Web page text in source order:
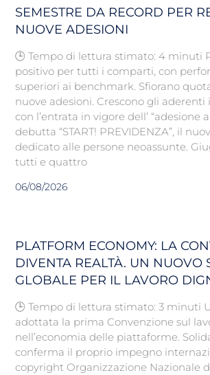
SEMESTRE DA RECORD PER
NUOVE ADESIONI
🕒 Tempo di lettura stimato: 4 minuti
positivo per tutti i comparti, con
superiori ai benchmark. Sfiorano
nuove adesioni. Crescono gli aderenti
con l’entrata in vigore dell’ “adesione
debutta “START! PREVIDENZA”, il
dedicato alle persone neoassunte.
tutti e quattro
06/08/2026
PLATFORM ECONOMY: LA
DIVENTA REALTÀ. UN NUOVO
GLOBALE PER IL LAVORO
🕒 Tempo di lettura stimato: 3 minuti
adottata la prima Convenzione sul
nell’economia delle piattaforme.
conferma il proprio impegno
copyright Organizzazione Nazionale